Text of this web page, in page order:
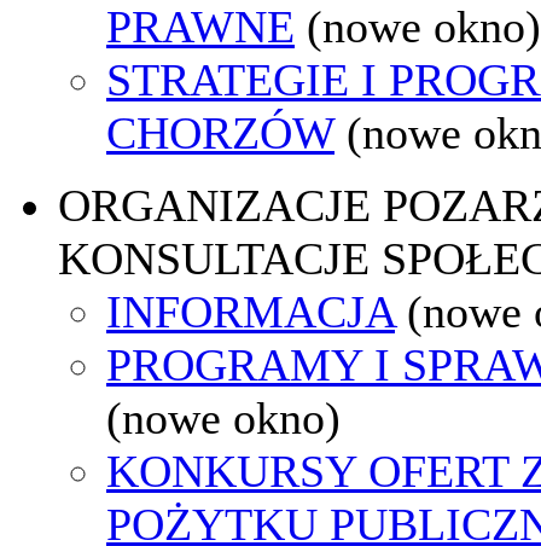
PRAWNE (nowe okno)
STRATEGIE I
CHORZÓW (nowe
ORGANIZACJE
KONSULTACJE
INFORMACJA (nowe
PROGRAMY I
(nowe okno)
KONKURSY OFERT
POŻYTKU